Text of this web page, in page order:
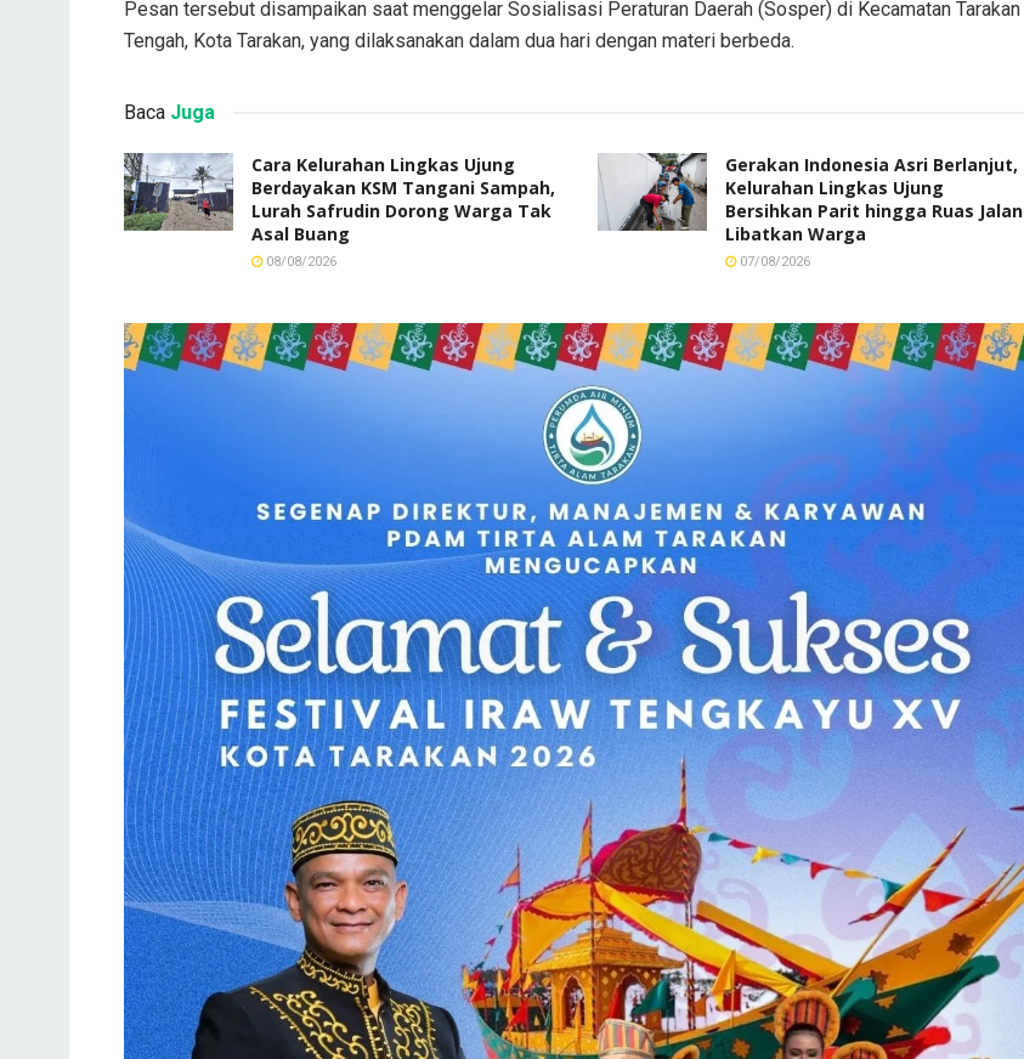
Pesan tersebut disampaikan saat menggelar Sosialisasi Peraturan Daerah (Sosper) di Kecamatan Tarakan
Tengah, Kota Tarakan, yang dilaksanakan dalam dua hari dengan materi berbeda.
Baca Juga
Cara Kelurahan Lingkas Ujung
Berdayakan KSM Tangani Sampah,
Lurah Safrudin Dorong Warga Tak
Asal Buang
08/08/2026
Gerakan Indonesia Asri Berlanjut,
Kelurahan Lingkas Ujung
Bersihkan Parit hingga Ruas Jalan
Libatkan Warga
07/08/2026